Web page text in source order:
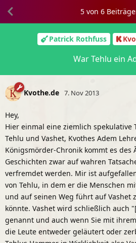
Patrick Rothfuss
War Tehlu ein
5von 6
Kvothe.de 7. Nov 2013
Hey,
Hier einmal eine ziemlich spekulative
Tehlu und Vashet, Kvothes Adem
Königsmörder-Chronik kommt es des
Geschichten zwar auf wahren
verfremdet werden. Mir ist
von Tehlu, in dem er die Menschen
und auf seinen Weg führt auf Vashet
könnte. Vashet wird schließlich auch
genannt und auch wenn Sie mit
die Leute entweder geläutert oder